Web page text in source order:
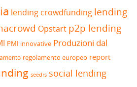
lending crowdfunding lending
Opstart p2p lending
PMI innovative Produzioni dal
regolamento europeo report
seedrs social lending